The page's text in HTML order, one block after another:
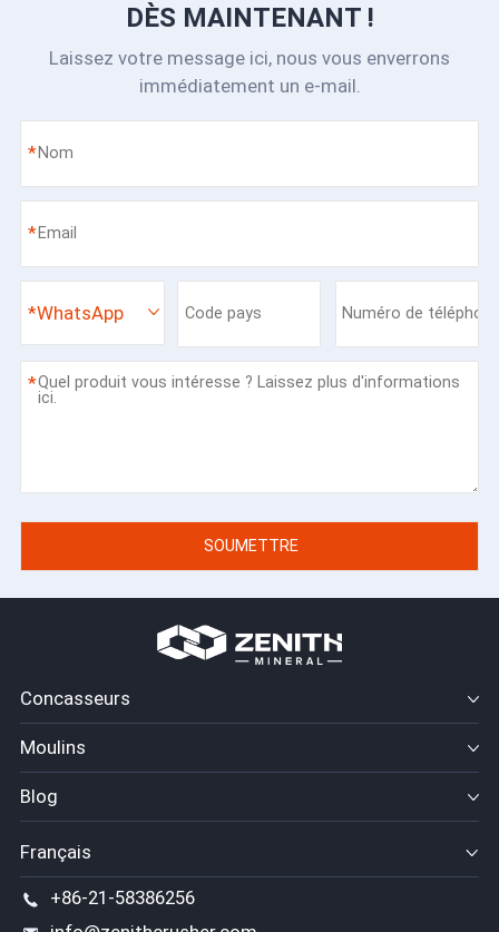
DÈS MAINTENANT !
Laissez votre message ici, nous vous enverrons
immédiatement un e-mail.
*
*
*WhatsApp
*
Concasseurs
Moulins
Blog
+86-21-58386256
Français